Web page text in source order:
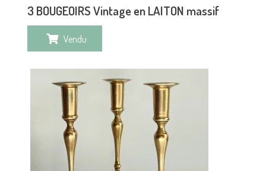
3 BOUGEOIRS Vintage en LAITON massif
Vendu